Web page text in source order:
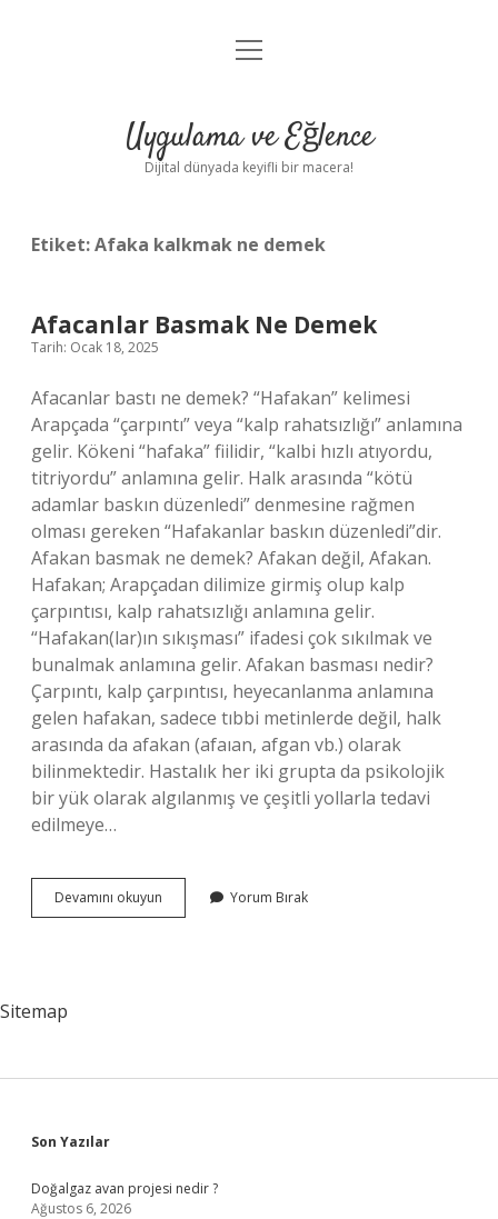
Anasayfa
Yasal Uyarı
menüyü
Uygulama ve Eğlence
Dijital dünyada keyifli bir macera!
Etiket:Afaka kalkmak ne demek
Afacanlar Basmak Ne Demek
Tarih: Ocak 18, 2025
Afacanlar bastı ne demek? “Hafakan” kelimesi
Arapçada “çarpıntı” veya “kalp rahatsızlığı” anlamına
gelir. Kökeni “hafaka” fiilidir, “kalbi hızlı atıyordu,
titriyordu” anlamına gelir. Halk arasında “kötü
adamlar baskın düzenledi” denmesine rağmen
olması gereken “Hafakanlar baskın düzenledi”dir.
Afakan basmak ne demek? Afakan değil, Afakan.
Hafakan; Arapçadan dilimize girmiş olup kalp
çarpıntısı, kalp rahatsızlığı anlamına gelir.
“Hafakan(lar)ın sıkışması” ifadesi çok sıkılmak ve
bunalmak anlamına gelir. Afakan basması nedir?
Çarpıntı, kalp çarpıntısı, heyecanlanma anlamına
gelen hafakan, sadece tıbbi metinlerde değil, halk
arasında da afakan (afaıan, afgan vb.) olarak
bilinmektedir. Hastalık her iki grupta da psikolojik
bir yük olarak algılanmış ve çeşitli yollarla tedavi
edilmeye…
Devamını okuyun Afacanlar
Basmak
Yorum Bırak
Sitemap
Sidebar
Son Yazılar
Doğalgaz avan projesi nedir ?
Ağustos 6, 2026